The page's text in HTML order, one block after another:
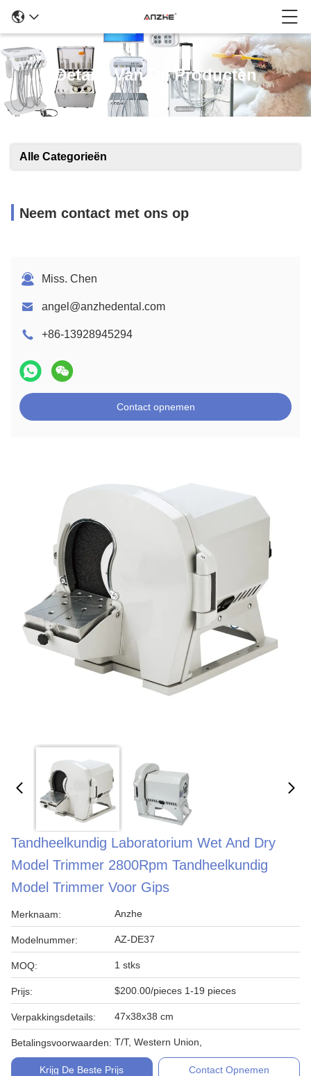
Details Van De Producten
Alle Categorieën
Neem contact met ons op
Miss. Chen
angel@anzhedental.com
+86-13928945294
Contact opnemen
Tandheelkundig Laboratorium Wet And Dry
Model Trimmer 2800Rpm Tandheelkundig
Model Trimmer Voor Gips
Merknaam: Anzhe
Modelnummer: AZ-DE37
MOQ: 1 stks
Prijs: $200.00/pieces 1-19 pieces
Verpakkingsdetails: 47x38x38 cm
Betalingsvoorwaarden: T/T, Western Union,
Krijg De Beste Prijs Contact Opnemen